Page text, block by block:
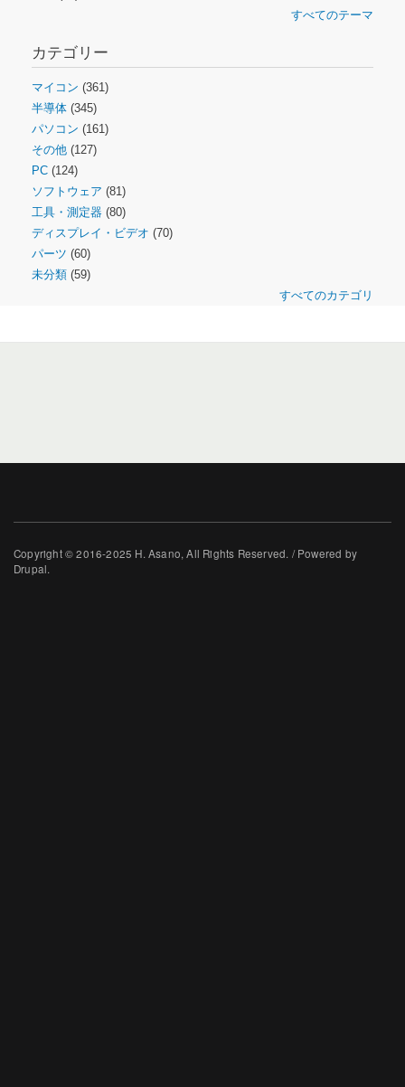
すべてのテーマ
カテゴリー
マイコン (361)
半導体 (345)
パソコン (161)
その他 (127)
PC (124)
ソフトウェア (81)
工具・測定器 (80)
ディスプレイ・ビデオ (70)
パーツ (60)
未分類 (59)
すべてのカテゴリ
Copyright © 2016-2025 H. Asano, All Rights Reserved. / Powered by
Drupal.